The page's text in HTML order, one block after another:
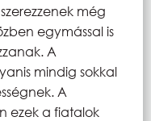
még
egymással is
A
mindig sokkal
A
ezek a fiatalok